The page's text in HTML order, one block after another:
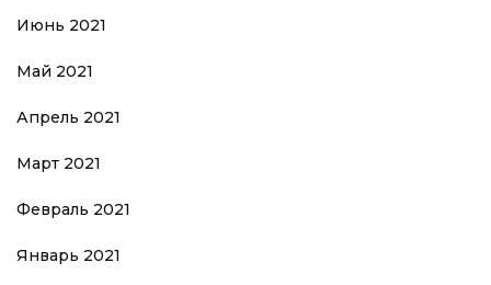
Июнь 2021
Май 2021
Апрель 2021
Март 2021
Февраль 2021
Январь 2021